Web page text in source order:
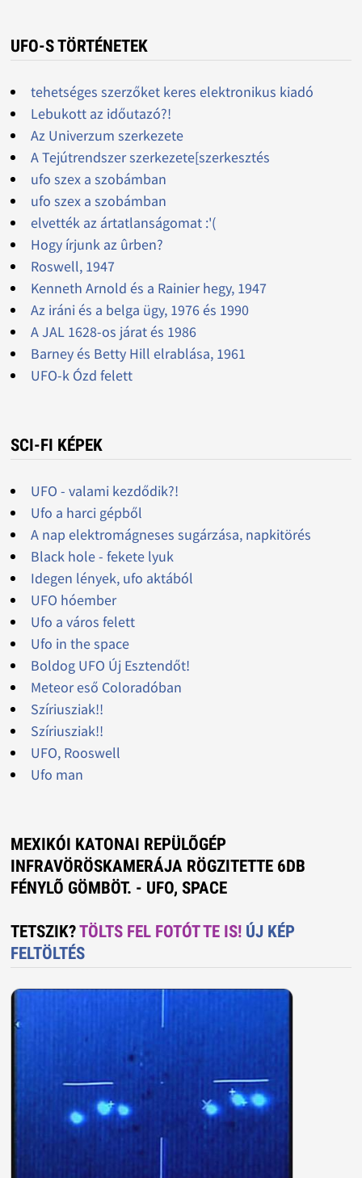
UFO-S TÖRTÉNETEK
tehetséges szerzőket keres elektronikus kiadó
Lebukott az időutazó?!
Az Univerzum szerkezete
A Tejútrendszer szerkezete[szerkesztés
ufo szex a szobámban
ufo szex a szobámban
elvették az ártatlanságomat :'(
Hogy írjunk az ûrben?
Roswell, 1947
Kenneth Arnold és a Rainier hegy, 1947
Az iráni és a belga ügy, 1976 és 1990
A JAL 1628-os járat és 1986
Barney és Betty Hill elrablása, 1961
UFO-k Ózd felett
SCI-FI KÉPEK
UFO - valami kezdődik?!
Ufo a harci gépből
A nap elektromágneses sugárzása, napkitörés
Black hole - fekete lyuk
Idegen lények, ufo aktából
UFO hóember
Ufo a város felett
Ufo in the space
Boldog UFO Új Esztendőt!
Meteor eső Coloradóban
Szíriusziak!!
Szíriusziak!!
UFO, Rooswell
Ufo man
MEXIKÓI KATONAI REPÜLÕGÉP
INFRAVÖRÖSKAMERÁJA RÖGZITETTE 6DB
FÉNYLÕ GÖMBÖT. - UFO, SPACE
TETSZIK?TÖLTS FEL FOTÓT TE IS! ÚJ KÉP
FELTÖLTÉS